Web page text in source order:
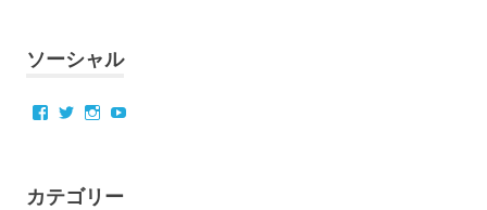
ソーシャル
Facebook
TwitterInstagram
YouTube
カテゴリー